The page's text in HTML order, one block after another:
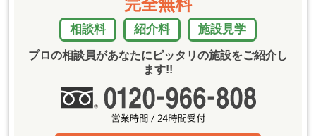
相談料 紹介料 施設見学
プロの相談員があなたにピッタリの施設をご紹介し
ます!!